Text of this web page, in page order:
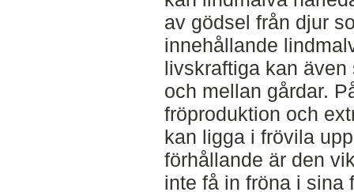
av gödsel från djur
innehållande
livskraftiga kan
och mellan gårdar.
fröproduktion och
kan ligga i frövila
förhållande är den
inte få in fröna i sina